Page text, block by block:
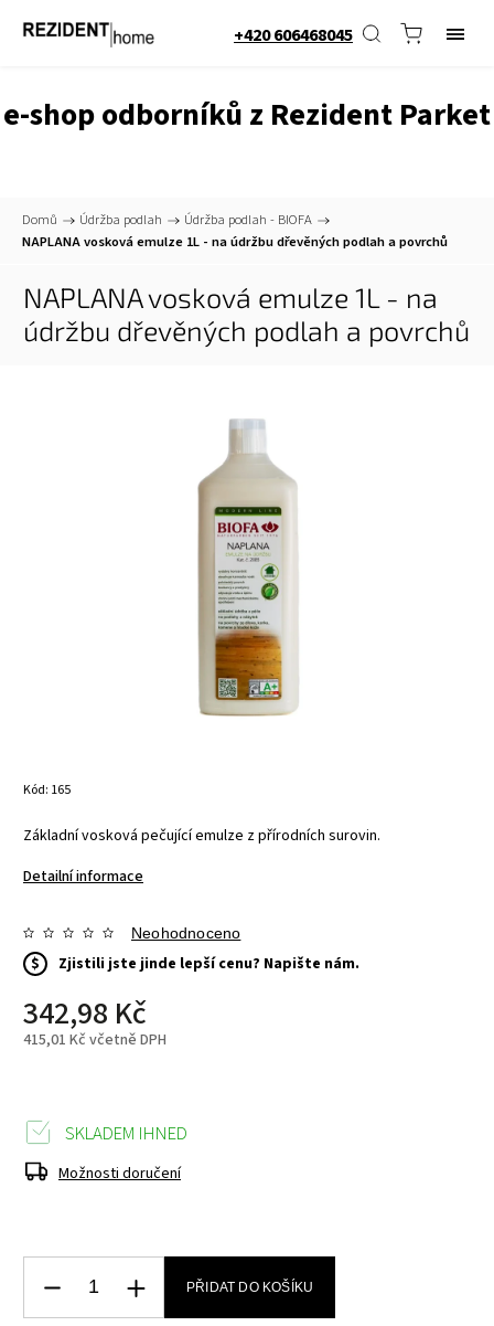
+420 606468045
e-shop odborníků z Rezident Parket
Domů / Údržba podlah / Údržba podlah - BIOFA /
NAPLANA vosková emulze 1L - na údržbu dřevěných podlah a povrchů
NAPLANA vosková emulze 1L - na
údržbu dřevěných podlah a povrchů
Kód: 165
Základní vosková pečující emulze z přírodních surovin.
Detailní informace
Neohodnoceno
342,98 Kč
415,01 Kč včetně DPH
$ Zjistili jste jinde lepší cenu? Napište nám.
SKLADEM IHNED
Možnosti doručení
PŘIDAT DO KOŠÍKU